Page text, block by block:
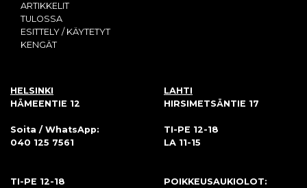
ARTIKKELIT
TULOSSA
ESITTELY / KÄYTETYT
KENGÄT
HELSINKI
HÄMEENTIE 12
Soita / WhatsApp:
040 125 7561
TI-PE 12-18
LAHTI
HIRSIMETSÄNTIE 17
TI-PE 12-18
LA 11-15
POIKKEUSAUKIOLOT: